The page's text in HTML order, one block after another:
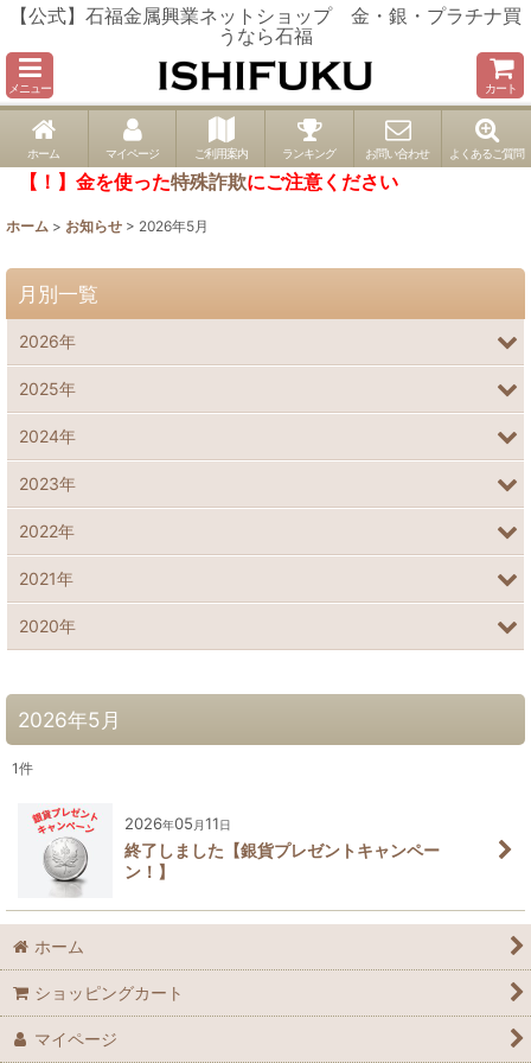
【公式】石福金属興業ネットショップ 金・銀・プラチナ買
うなら石福
メニュー カート
ホーム マイページ ご利用案内 ランキング お問い合わせ よくあるご質問
【！】金を使った特殊詐欺にご注意ください
ホーム > お知らせ > 2026年5月
2026年5月
1件
2026年05 月11日
終了しました【銀貨プレゼントキャンペー
ン！】
月別一覧
2026年
2025年
2024年
2023年
2022年
2021年
2020年
ホーム
ショッピングカート
マイページ